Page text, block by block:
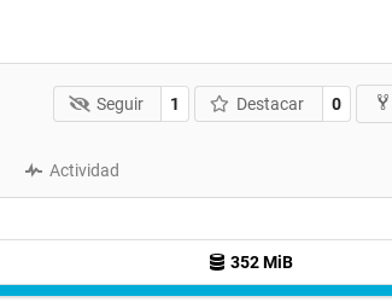
Seguir 1 Destacar 0
Actividad
352 MiB